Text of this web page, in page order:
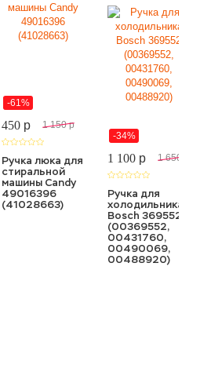
-61%
450 p 1 150 p
Ручка люка для
стиральной
машины Candy
49016396
(41028663)
-34%
1 100 p 1 650
Ручка для
холодильника
Bosch 369552
(00369552,
00431760,
00490069,
00488920)